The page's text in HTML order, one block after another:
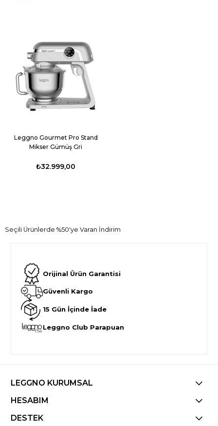
Leggno Gourmet Pro Stand
Mikser Gümüş Gri
₺32.999,00
Seçili Ürünlerde %50'ye Varan İndirim
Orijinal Ürün Garantisi
Güvenli Kargo
15 Gün İçinde İade
Leggno Club Parapuan
LEGGNO KURUMSAL
HESABIM
DESTEK